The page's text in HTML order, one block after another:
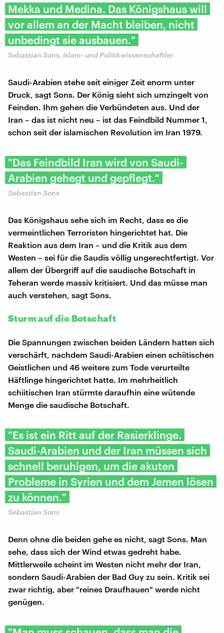
Mekka und Medina. Das Königshaus will
vor allem an der Macht bleiben, nicht
unbedingt sie ausbauen."
Sebastian Sons, Islam- und Politikwissenschaftler
Saudi-Arabien stehe seit einiger Zeit enorm unter
Druck, sagt Sons. Der König sieht sich umzingelt von
Feinden. Ihm gehen die Verbündeten aus. Und der
Iran – das ist nicht neu – ist das Feindbild Nummer 1,
schon seit der islamischen Revolution im Iran 1979.
"Das Feindbild Iran wird von Saudi-
Arabien gehegt und gepflegt."
Sebastian Sons
Das Königshaus sehe sich im Recht, dass es die
vermeintlichen Terroristen hingerichtet hat. Die
Reaktion aus dem Iran – und die Kritik aus dem
Westen – sei für die Saudis völlig ungerechtfertigt. Vor
allem der Übergriff auf die saudische Botschaft in
Teheran werde massiv kritisiert. Und das müsse man
auch verstehen, sagt Sons.
Sturm auf die Botschaft
Die Spannungen zwischen beiden Ländern hatten sich
verschärft, nachdem Saudi-Arabien einen schiitischen
Geistlichen und 46 weitere zum Tode verurteilte
Häftlinge hingerichtet hatte. Im mehrheitlich
schiitischen Iran stürmte daraufhin eine wütende
Menge die saudische Botschaft.
"Es ist ein Ritt auf der Rasierklinge.
Saudi-Arabien und der Iran müssen sich
schnell beruhigen, um die akuten
Probleme in Syrien und dem Jemen lösen
zu können."
Sebastian Sons
Denn ohne die beiden gehe es nicht, sagt Sons. Man
sehe, dass sich der Wind etwas gedreht habe.
Mittlerweile scheint im Westen nicht mehr der Iran,
sondern Saudi-Arabien der Bad Guy zu sein. Kritik sei
zwar richtig, aber "reines Draufhauen" werde nicht
genügen.